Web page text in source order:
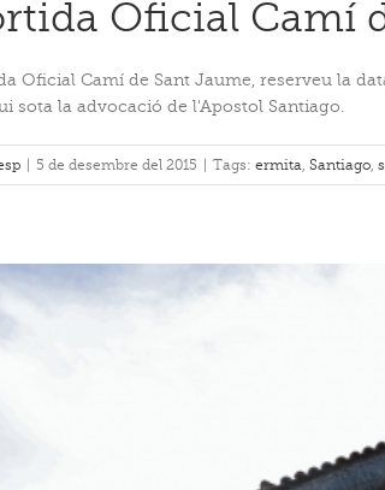
Oficial Camí
Oficial Camí de Sant Jaume, reserveu la
sota la advocació de l'Apostol Santiago.
| 5 de desembre del 2015 | Tags: ermita Santiago,